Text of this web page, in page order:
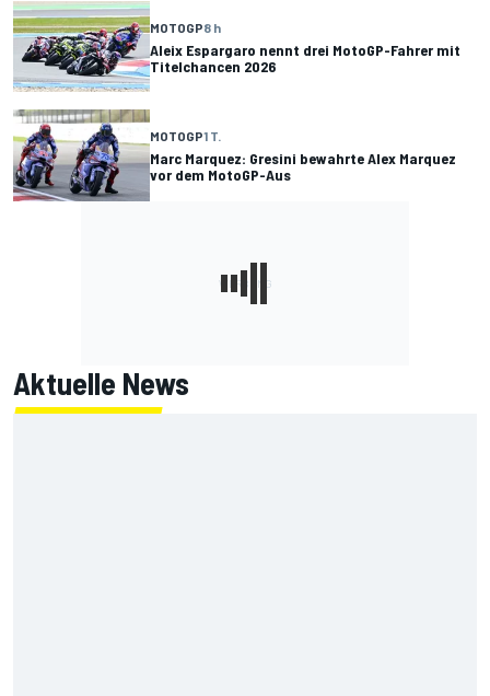
MOTOGP8 h
Aleix Espargaro nennt drei MotoGP-Fahrer mit
Titelchancen 2026
MOTOGP1 T.
Marc Marquez: Gresini bewahrte Alex Marquez
vor dem MotoGP-Aus
Aktuelle News